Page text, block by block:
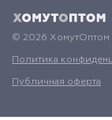
© 2026 ХомутОптом
Политика
Публичная оферта